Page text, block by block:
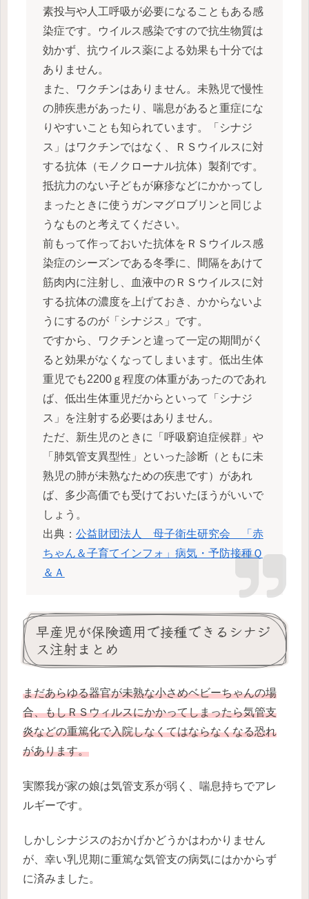
素投与や人工呼吸が必要になることもある感
染症です。ウイルス感染ですので抗生物質は
効かず、抗ウイルス薬による効果も十分では
ありません。
また、ワクチンはありません。未熟児で慢性
の肺疾患があったり、喘息があると重症にな
りやすいことも知られています。「シナジ
ス」はワクチンではなく、ＲＳウイルスに対
する抗体（モノクローナル抗体）製剤です。
抵抗力のない子どもが麻疹などにかかってし
まったときに使うガンマグロブリンと同じよ
うなものと考えてください。
前もって作っておいた抗体をＲＳウイルス感
染症のシーズンである冬季に、間隔をあけて
筋肉内に注射し、血液中のＲＳウイルスに対
する抗体の濃度を上げておき、かからないよ
うにするのが「シナジス」です。
ですから、ワクチンと違って一定の期間がく
ると効果がなくなってしまいます。低出生体
重児でも2200ｇ程度の体重があったのであれ
ば、低出生体重児だからといって「シナジ
ス」を注射する必要はありません。
ただ、新生児のときに「呼吸窮迫症候群」や
「肺気管支異型性」といった診断（ともに未
熟児の肺が未熟なための疾患です）があれ
ば、多少高価でも受けておいたほうがいいで
しょう。
出典： 公益財団法人 母子衛生研究会 「赤
ちゃん＆子育てインフォ」病気・予防接種Ｑ
＆Ａ
早産児が保険適用で接種できるシナジ
ス注射まとめ
まだあらゆる器官が未熟な小さめベビーちゃんの場
合、もしＲＳウィルスにかかってしまったら気管支
炎などの重篤化で入院しなくてはならなくなる恐れ
があります。
実際我が家の娘は気管支系が弱く、喘息持ちでアレ
ルギーです。
しかしシナジスのおかげかどうかはわかりません
が、幸い乳児期に重篤な気管支の病気にはかからず
に済みました。